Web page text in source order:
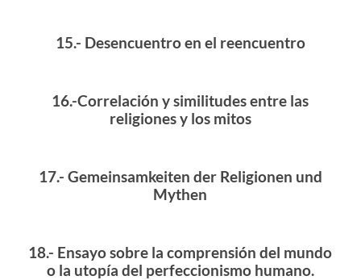
15.- Desencuentro en el reencuentro
16.-Correlación y similitudes entre las
religiones y los mitos
17.- Gemeinsamkeiten der Religionen und
Mythen
18.- Ensayo sobre la comprensión del mundo
o la utopía del perfeccionismo humano.